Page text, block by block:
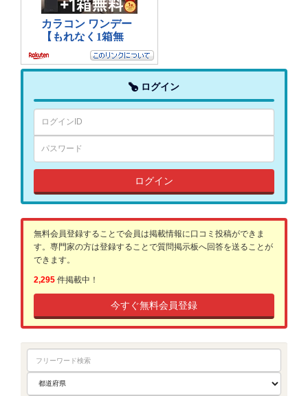
ログイン
ログイン
無料会員登録することで会員は掲載情報に口コミ投稿ができま
す。専門家の方は登録することで質問掲示板へ回答を送ることが
できます。
2,295 件掲載中！
今すぐ無料会員登録